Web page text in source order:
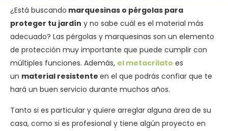
¿Está buscando marquesinas o pérgolas para
proteger tu jardín y no sabe cuál es el material más
adecuado? Las pérgolas y marquesinas son un elemento
de protección muy importante que puede cumplir con
múltiples funciones. Además, el metacrilato es
un material resistente en el que podrás confiar que te
hará un buen servicio durante muchos años.
Tanto si es particular y quiere arreglar alguna área de su
casa, como si es profesional y tiene algún proyecto en